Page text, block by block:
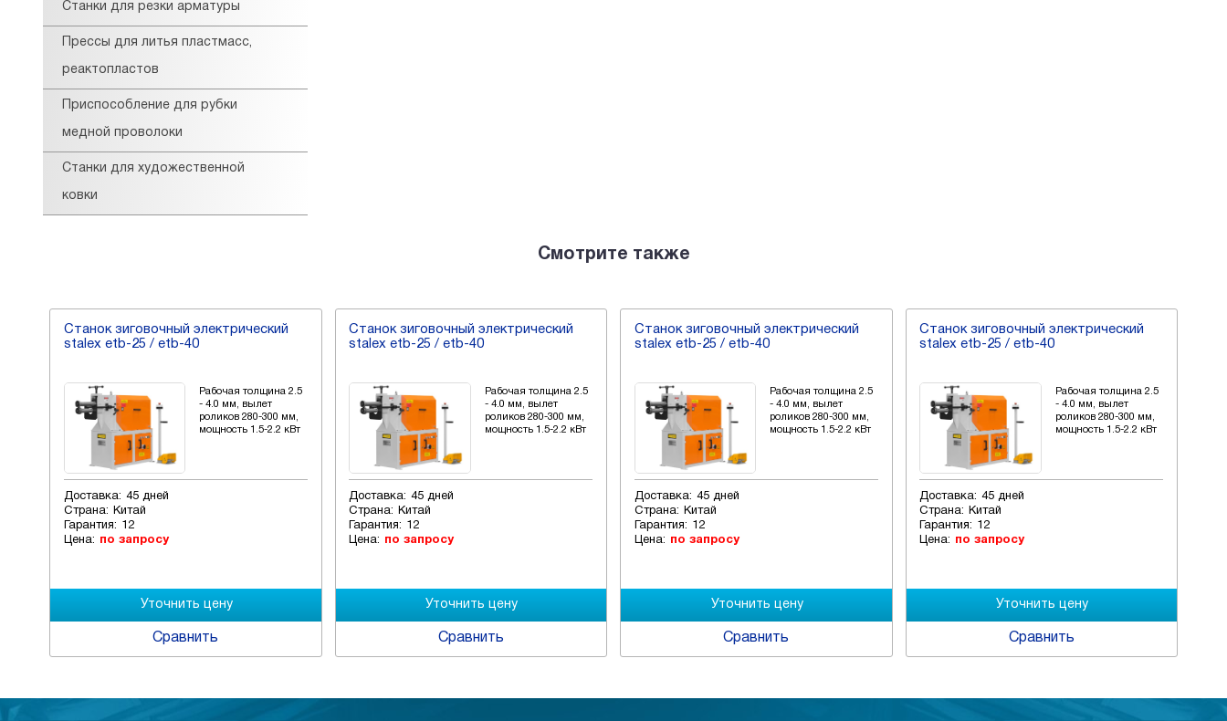
Станки для резки арматуры
Прессы для литья пластмасс,
реактопластов
Приспособление для рубки
медной проволоки
Станки для художественной
ковки
Смотрите также
Станок зиговочный электрический
stalex etb-25 / etb-40
Рабочая толщина 2.5
- 4.0 мм, вылет
роликов 280-300 мм,
мощность 1.5-2.2 кВт
Доставка: 45 дней
Страна:
Китай
Гарантия: 12
Цена: по запросу
Сравнить
Станок зиговочный электрический
stalex etb-25 / etb-40
Рабочая толщина 2.5
- 4.0 мм, вылет
роликов 280-300 мм,
мощность 1.5-2.2 кВт
Доставка: 45 дней
Страна:
Китай
Гарантия: 12
Цена: по запросу
Сравнить
Станок зиговочный электрический
stalex etb-25 / etb-40
Рабочая толщина 2.5
- 4.0 мм, вылет
роликов 280-300 мм,
мощность 1.5-2.2 кВт
Доставка: 45 дней
Страна:
Китай
Гарантия: 12
Цена: по запросу
Сравнить
Станок зиговочный электрический
stalex etb-25 / etb-40
Рабочая толщина 2.5
- 4.0 мм, вылет
роликов 280-300 мм,
мощность 1.5-2.2 кВт
Доставка: 45 дней
Страна:
Китай
Гарантия: 12
Цена: по запросу
Сравнить